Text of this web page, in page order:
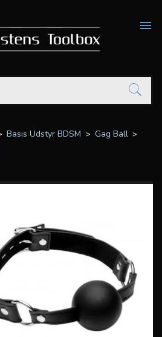

Basis Udstyr BDSM
Gag Ball